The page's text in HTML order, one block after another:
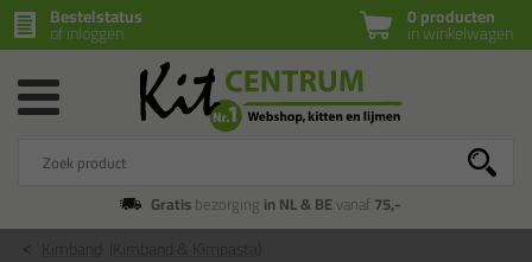
0 producten
in winkelwagen
Bestelstatus
of inloggen
Gratisbezorging in NL & BEvanaf75,-